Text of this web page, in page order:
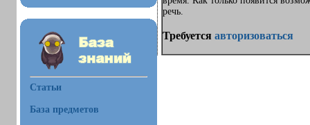
Статьи
База предметов
речь.
Требуется авторизоваться